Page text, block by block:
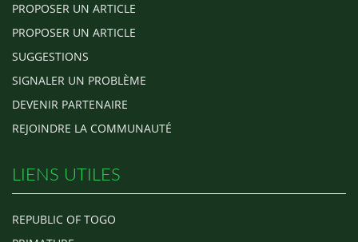
PROPOSER UN ARTICLE
PROPOSER UN ARTICLE
SUGGESTIONS
SIGNALER UN PROBLÈME
DEVENIR PARTENAIRE
REJOINDRE LA COMMUNAUTÉ
LIENS UTILES
REPUBLIC OF TOGO